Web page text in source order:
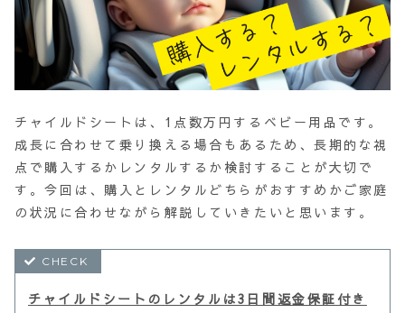
チャイルドシートは、1点数万円するベビー用品です。
成長に合わせて乗り換える場合もあるため、長期的な視
点で購入するかレンタルするか検討することが大切で
す。今回は、購入とレンタルどちらがおすすめかご家庭
の状況に合わせながら解説していきたいと思います。
チャイルドシートのレンタルは3日間返金保証付き